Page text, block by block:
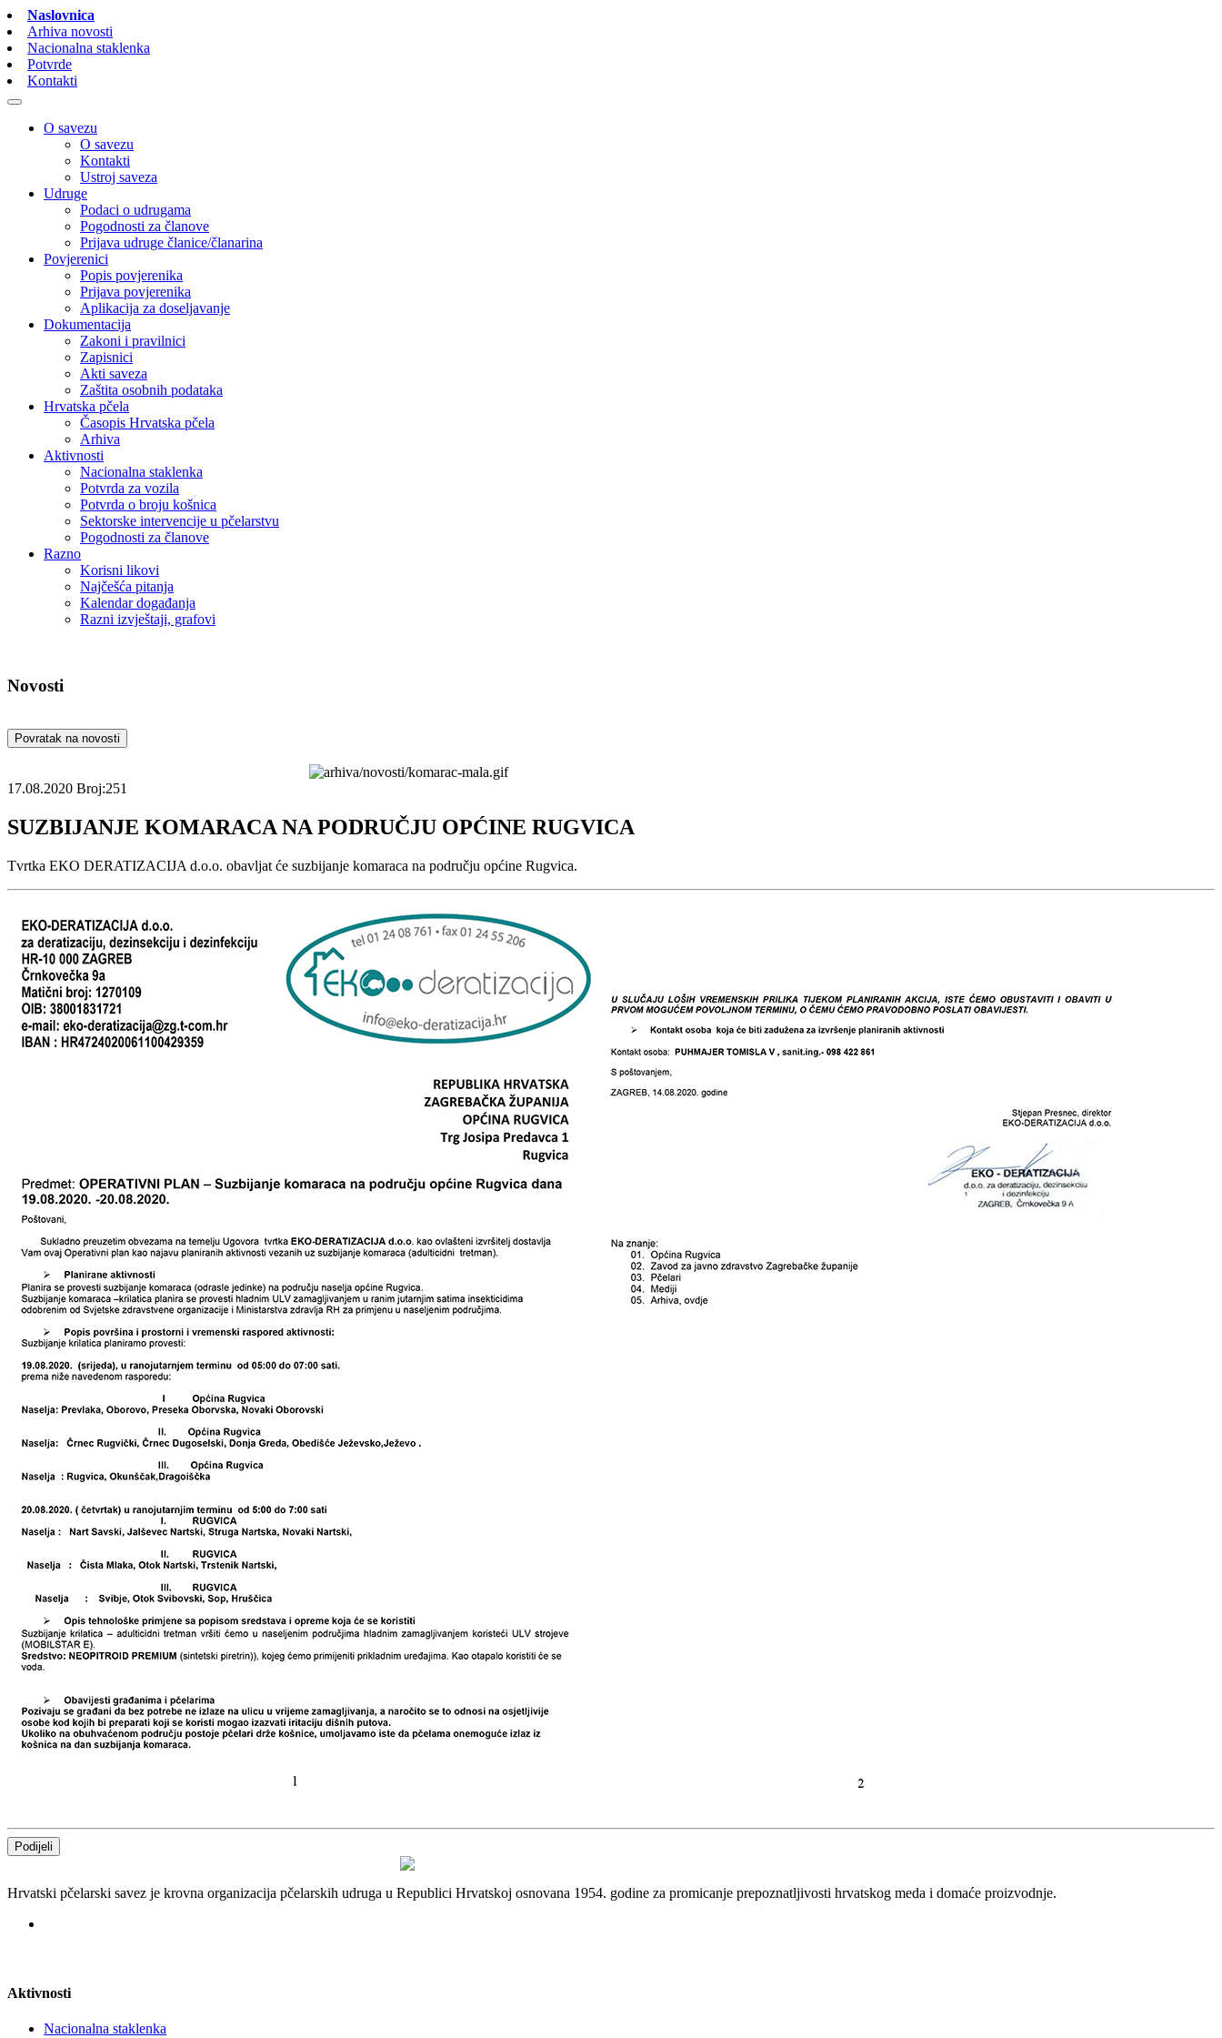
Naslovnica
Arhiva novosti
Nacionalna staklenka
Potvrde
Kontakti
O savezu
O savezu
Kontakti
Ustroj saveza
Udruge
Podaci o udrugama
Pogodnosti za članove
Prijava udruge članice/članarina
Povjerenici
Popis povjerenika
Prijava povjerenika
Aplikacija za doseljavanje
Dokumentacija
Zakoni i pravilnici
Zapisnici
Akti saveza
Zaštita osobnih podataka
Hrvatska pčela
Časopis Hrvatska pčela
Arhiva
Aktivnosti
Nacionalna staklenka
Potvrda za vozila
Potvrda o broju košnica
Sektorske intervencije u pčelarstvu
Pogodnosti za članove
Razno
Korisni likovi
Najčešća pitanja
Kalendar događanja
Razni izvještaji, grafovi
Novosti
Povratak na novosti
17.08.2020 Broj:251
SUZBIJANJE KOMARACA NA PODRUČJU OPĆINE RUGVICA
Tvrtka EKO DERATIZACIJA d.o.o. obavljat će suzbijanje komaraca na području općine Rugvica.
Podijeli
Hrvatski pčelarski savez je krovna organizacija pčelarskih udruga u Republici Hrvatskoj osnovana 1954. godine za promicanje prepoznatljivosti hrvatskog meda i domaće proizvodnje.
Aktivnosti
Nacionalna staklenka